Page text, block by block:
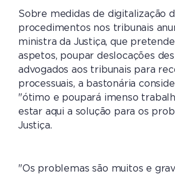
Sobre medidas de digitalização
procedimentos nos tribunais
ministra da Justiça, que
aspetos, poupar deslocações
advogados aos tribunais para
processuais, a bastonária
"ótimo e poupará imenso
estar aqui a solução para os
Justiça.
"Os problemas são muitos e